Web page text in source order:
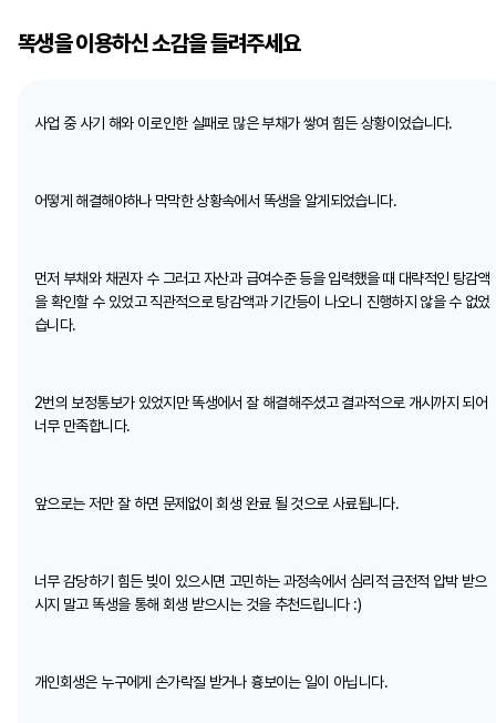
똑생을 이용하신 소감을 들려주세요
사업 중 사기 해와 이로인한 실패로 많은 부채가 쌓여 힘든 상황이었습니다.
어떻게 해결해야하나 막막한 상황속에서 똑생을 알게되었습니다.
먼저 부채와 채권자 수 그러고 자산과 급여수준 등을 입력했을 때 대략적인 탕감액
을 확인할 수 있었고 직관적으로 탕감액과 기간등이 나오니 진행하지 않을 수 없었
습니다.
2번의 보정통보가 있었지만 똑생에서 잘 해결해주셨고 결과적으로 개시까지 되어
너무 만족합니다.
앞으로는 저만 잘 하면 문제없이 회생 완료 될 것으로 사료됩니다.
너무 감당하기 힘든 빚이 있으시면 고민하는 과정속에서 심리적 금전적 압박 받으
시지 말고 똑생을 통해 회생 받으시는 것을 추천드립니다 :)
개인회생은 누구에게 손가락질 받거나 흉보이는 일이 아닙니다.